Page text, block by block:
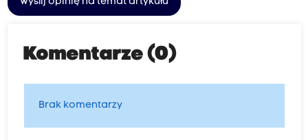
Komentarze (0)
Brak komentarzy